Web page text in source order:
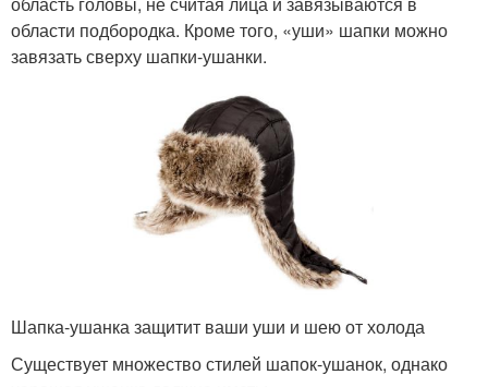
области подбородка. Кроме того, «уши» шапки можно
завязать сверху шапки-ушанки.
Шапка-ушанка защитит ваши уши и шею от холода
Существует множество стилей шапок-ушанок, однако